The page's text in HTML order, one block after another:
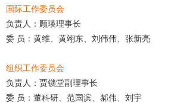
国际工作委员会
负责人：顾瑛理事长
委 员：黄维、黄翊东、刘伟伟、张新亮
组织工作委员会
负责人：贾锁堂副理事长
委 员：董科研、范国滨、郝伟、刘宇